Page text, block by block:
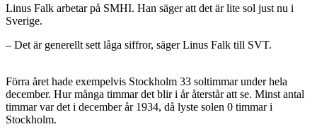
Linus Falk arbetar på SMHI. Han säger att det är lite sol just nu i
Sverige.
– Det är generellt sett låga siffror, säger Linus Falk till SVT.
Förra året hade exempelvis Stockholm 33 soltimmar under hela
december. Hur många timmar det blir i år återstår att se. Minst antal
timmar var det i december år 1934, då lyste solen 0 timmar i
Stockholm.